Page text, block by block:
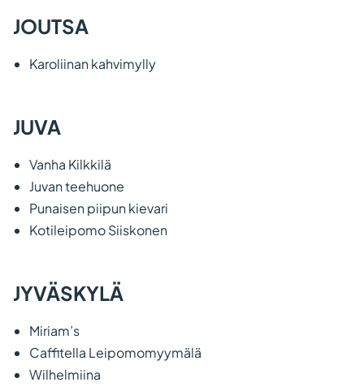
JOUTSA
Karoliinan kahvimylly
JUVA
Vanha Kilkkilä
Juvan teehuone
Punaisen piipun kievari
Kotileipomo Siiskonen
JYVÄSKYLÄ
Miriam’s
Caffitella Leipomomyymälä
Wilhelmiina